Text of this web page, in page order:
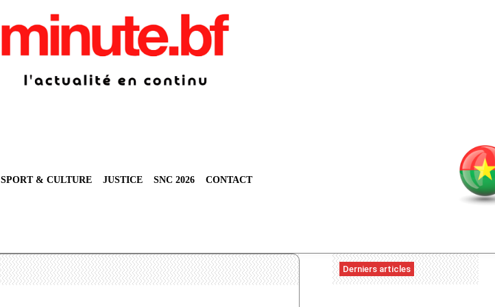
SPORT & CULTURE JUSTICE SNC 2026 CONTACT
Derniers articles